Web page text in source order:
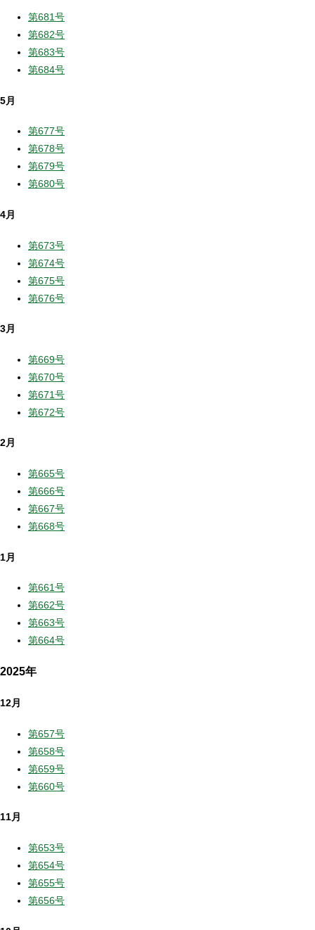
第681号
第682号
第683号
第684号
5月
第677号
第678号
第679号
第680号
4月
第673号
第674号
第675号
第676号
3月
第669号
第670号
第671号
第672号
2月
第665号
第666号
第667号
第668号
1月
第661号
第662号
第663号
第664号
2025年
12月
第657号
第658号
第659号
第660号
11月
第653号
第654号
第655号
第656号